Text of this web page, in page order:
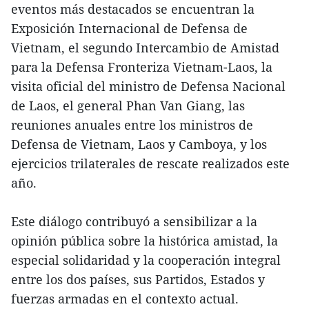
eventos más destacados se encuentran la
Exposición Internacional de Defensa de
Vietnam, el segundo Intercambio de Amistad
para la Defensa Fronteriza Vietnam-Laos, la
visita oficial del ministro de Defensa Nacional
de Laos, el general Phan Van Giang, las
reuniones anuales entre los ministros de
Defensa de Vietnam, Laos y Camboya, y los
ejercicios trilaterales de rescate realizados este
año.
Este diálogo contribuyó a sensibilizar a la
opinión pública sobre la histórica amistad, la
especial solidaridad y la cooperación integral
entre los dos países, sus Partidos, Estados y
fuerzas armadas en el contexto actual.